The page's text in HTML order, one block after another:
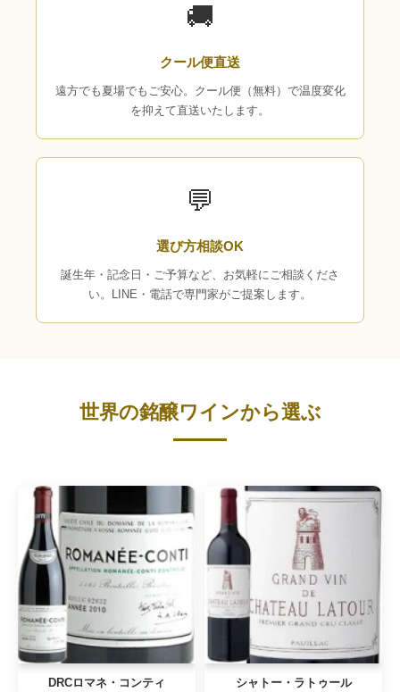
🚚
クール便直送
遠方でも夏場でもご安心。クール便（無料）で温度変化
を抑えて直送いたします。
💬
選び方相談OK
誕生年・記念日・ご予算など、お気軽にご相談くださ
い。LINE・電話で専門家がご提案します。
世界の銘醸ワインから選ぶ
DRCロマネ・コンティ シャトー・ラトゥール